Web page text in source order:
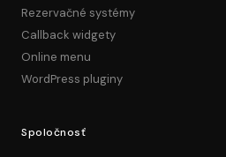
Rezervačné systémy
Callback widgety
Online menu
WordPress pluginy
Spoločnosť